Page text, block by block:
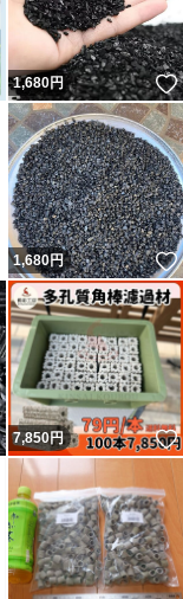
いいね！
1,680円
いいね！
1,680円
いいね！
7,850円